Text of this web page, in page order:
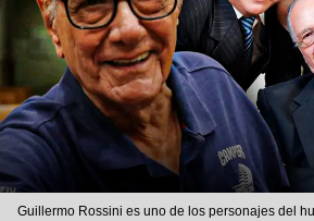
Guillermo Rossini es uno de los personajes del